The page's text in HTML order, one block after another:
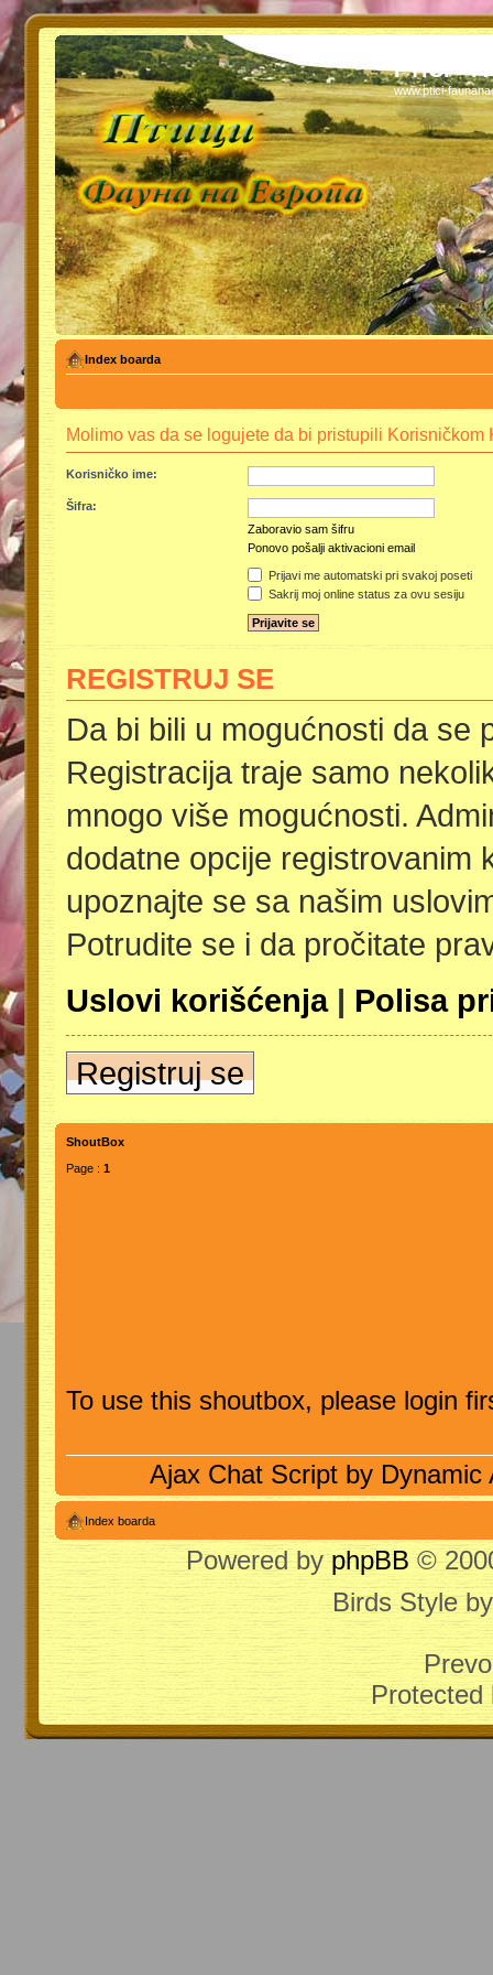
PTICI -
www.ptici-
Index boarda
Molimo vas da se logujete da bi pristupili Korisničkom
Korisničko ime:
Šifra:
Zaboravio sam šifru
Ponovo pošalji aktivacioni email
Prijavi me automatski pri svakoj poseti
Sakrij moj online status za ovu sesiju
REGISTRUJ SE
Da bi bili u mogućnosti da se
Registracija traje samo
mnogo više mogućnosti.
dodatne opcije registrovanim
upoznajte se sa našim
Potrudite se i da pročitate
Uslovi korišćenja| Polisa
Registruj se
ShoutBox
Page : 1
To use this shoutbox, please login
Ajax Chat Script by Dynamic
Index boarda
Powered byphpBB ©
Birds Style